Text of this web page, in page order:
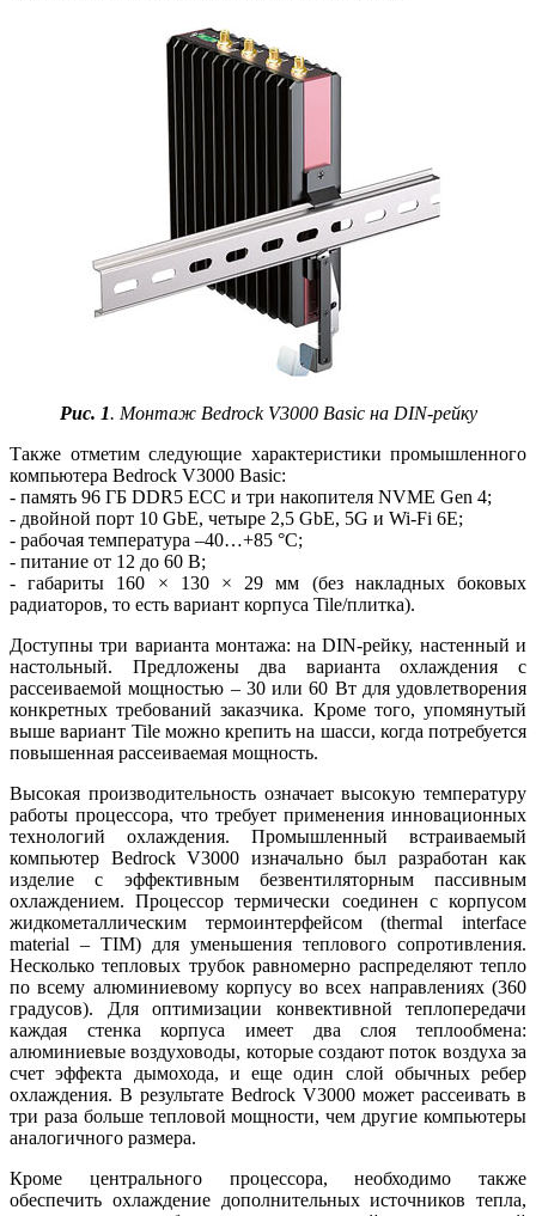
Рис. 1. Монтаж Bedrock V3000 Basic на DIN-рейку
Также отметим следующие характеристики промышленного
компьютера Bedrock V3000 Basic:
- память 96 ГБ DDR5 ECC и три накопителя NVME Gen 4;
- двойной порт 10 GbE, четыре 2,5 GbE, 5G и Wi-Fi 6E;
- рабочая температура –40…+85 °C;
- питание от 12 до 60 В;
- габариты 160 × 130 × 29 мм (без накладных боковых
радиаторов, то есть вариант корпуса Tile/плитка).
Доступны три варианта монтажа: на DIN-рейку, настенный и
настольный. Предложены два варианта охлаждения с
рассеиваемой мощностью – 30 или 60 Вт для удовлетворения
конкретных требований заказчика. Кроме то­го, упомянутый
вы­ше вариант Tile можно крепить на шасси, когда потребуется
повышенная рассеиваемая мощность.
Высокая производительность означает высокую температуру
работы процессора, что требует применения инновационных
технологий охлаждения. Промышленный встраиваемый
компьютер Bedrock V3000 изначально был разработан как
изделие с эффективным безвентиляторным пассивным
охлаждением. Процессор термически соединен с корпусом
жидкометаллическим термоинтерфейсом (thermal interface
material – TIM) для уменьшения теплового сопротивления.
Несколько тепловых трубок равномерно распределяют тепло
по всему алюминиевому корпусу во всех направлениях (360
градусов). Для оптимизации конвективной теплопередачи
каждая стенка корпуса имеет два слоя теплообмена:
алюминиевые воздуховоды, которые создают поток воздуха за
счет эффекта дымохода, и еще один слой обычных ребер
охлаждения. В результате Bedrock V3000 может рассеивать в
три раза больше тепловой мощности, чем другие компьютеры
аналогичного размера.
Кроме центрального процессора, необходимо также
обеспечить охлаждение дополнительных источников тепла,